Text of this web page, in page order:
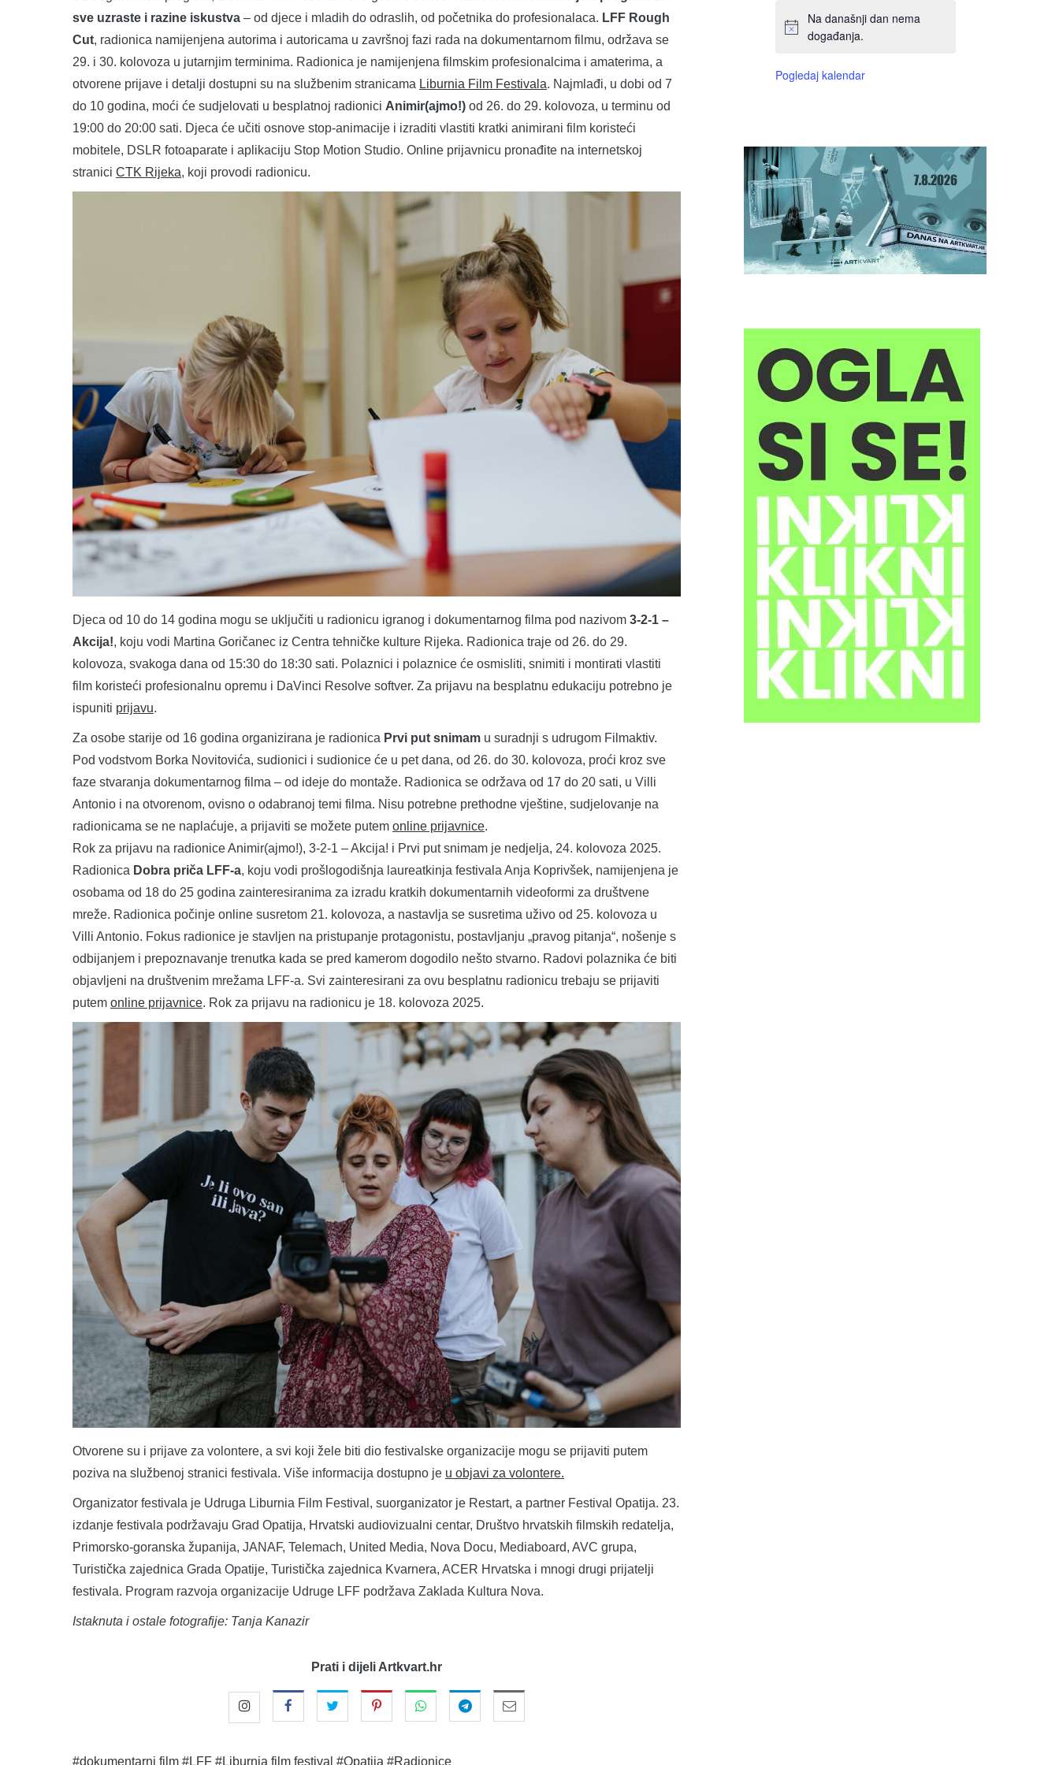
sve uzraste i razine iskustva – od djece i mladih do odraslih, od početnika do profesionalaca. LFF Rough
Cut, radionica namijenjena autorima i autoricama u završnoj fazi rada na dokumentarnom filmu, održava se
29. i 30. kolovoza u jutarnjim terminima. Radionica je namijenjena filmskim profesionalcima i amaterima, a
otvorene prijave i detalji dostupni su na službenim stranicama Liburnia Film Festivala. Najmlađi, u dobi od 7
do 10 godina, moći će sudjelovati u besplatnoj radionici Animir(ajmo!) od 26. do 29. kolovoza, u terminu od
19:00 do 20:00 sati. Djeca će učiti osnove stop-animacije i izraditi vlastiti kratki animirani film koristeći
mobitele, DSLR fotoaparate i aplikaciju Stop Motion Studio. Online prijavnicu pronađite na internetskoj
stranici CTK Rijeka, koji provodi radionicu.
Djeca od 10 do 14 godina mogu se uključiti u radionicu igranog i dokumentarnog filma pod nazivom 3-2-1 –
Akcija!, koju vodi Martina Goričanec iz Centra tehničke kulture Rijeka. Radionica traje od 26. do 29.
kolovoza, svakoga dana od 15:30 do 18:30 sati. Polaznici i polaznice će osmisliti, snimiti i montirati vlastiti
film koristeći profesionalnu opremu i DaVinci Resolve softver. Za prijavu na besplatnu edukaciju potrebno je
ispuniti prijavu.
Za osobe starije od 16 godina organizirana je radionica Prvi put snimam u suradnji s udrugom Filmaktiv.
Pod vodstvom Borka Novitovića, sudionici i sudionice će u pet dana, od 26. do 30. kolovoza, proći kroz sve
faze stvaranja dokumentarnog filma – od ideje do montaže. Radionica se održava od 17 do 20 sati, u Villi
Antonio i na otvorenom, ovisno o odabranoj temi filma. Nisu potrebne prethodne vještine, sudjelovanje na
radionicama se ne naplaćuje, a prijaviti se možete putem online prijavnice.
Rok za prijavu na radionice Animir(ajmo!), 3-2-1 – Akcija! i Prvi put snimam je nedjelja, 24. kolovoza 2025.
Radionica Dobra priča LFF-a, koju vodi prošlogodišnja laureatkinja festivala Anja Koprivšek, namijenjena je
osobama od 18 do 25 godina zainteresiranima za izradu kratkih dokumentarnih videoformi za društvene
mreže. Radionica počinje online susretom 21. kolovoza, a nastavlja se susretima uživo od 25. kolovoza u
Villi Antonio. Fokus radionice je stavljen na pristupanje protagonistu, postavljanju „pravog pitanja“, nošenje s
odbijanjem i prepoznavanje trenutka kada se pred kamerom dogodilo nešto stvarno. Radovi polaznika će biti
objavljeni na društvenim mrežama LFF-a. Svi zainteresirani za ovu besplatnu radionicu trebaju se prijaviti
putem online prijavnice. Rok za prijavu na radionicu je 18. kolovoza 2025.
Otvorene su i prijave za volontere, a svi koji žele biti dio festivalske organizacije mogu se prijaviti putem
poziva na službenoj stranici festivala. Više informacija dostupno je u objavi za volontere.
Organizator festivala je Udruga Liburnia Film Festival, suorganizator je Restart, a partner Festival Opatija. 23.
izdanje festivala podržavaju Grad Opatija, Hrvatski audiovizualni centar, Društvo hrvatskih filmskih redatelja,
Primorsko-goranska županija, JANAF, Telemach, United Media, Nova Docu, Mediaboard, AVC grupa,
Turistička zajednica Grada Opatije, Turistička zajednica Kvarnera, ACER Hrvatska i mnogi drugi prijatelji
festivala. Program razvoja organizacije Udruge LFF podržava Zaklada Kultura Nova.
Istaknuta i ostale fotografije: Tanja Kanazir
Prati i dijeli Artkvart.hr
#dokumentarni film #LFF #Liburnia film festival #Opatija #Radionice
Na današnji dan nema
događanja.
Pogledaj kalendar